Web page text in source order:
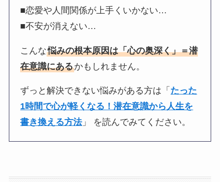
■恋愛や人間関係が上手くいかない…
■不安が消えない…
こんな悩みの根本原因は「心の奥深く」＝潜
在意識にあるかもしれません。
ずっと解決できない悩みがある方は「 たった
1時間で心が軽くなる！潜在意識から人生を
書き換える方法」 を読んでみてください。